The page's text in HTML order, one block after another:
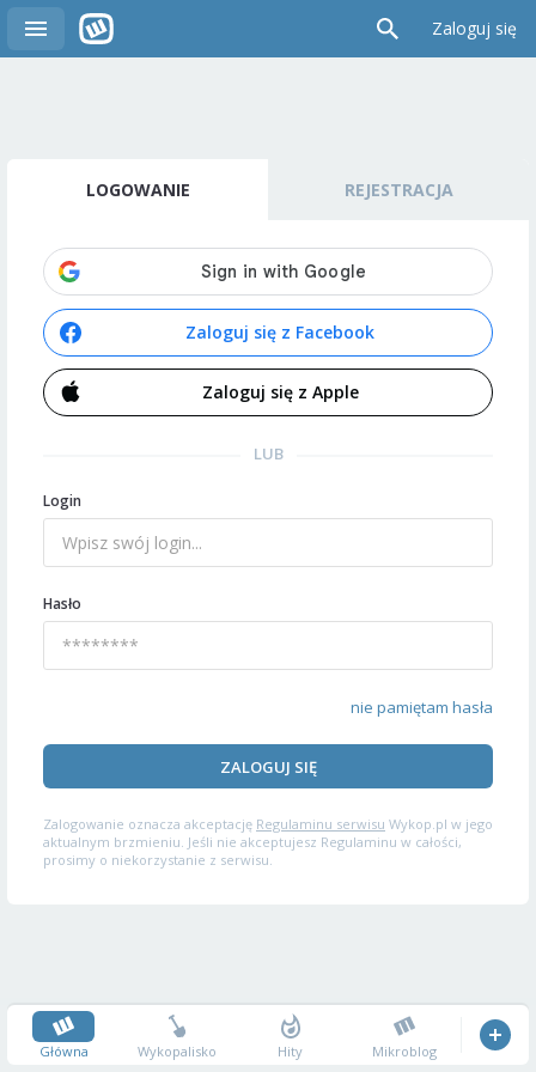
Zaloguj się
LOGOWANIE REJESTRACJA
Zaloguj się z Facebook
Zaloguj się z Apple
LUB
Login
Hasło
nie pamiętam hasła
ZALOGUJ SIĘ
Zalogowanie oznacza akceptację Regulaminu serwisu Wykop.pl w jego
aktualnym brzmieniu. Jeśli nie akceptujesz Regulaminu w całości,
prosimy o niekorzystanie z serwisu.
Główna Wykopalisko Hity Mikroblog